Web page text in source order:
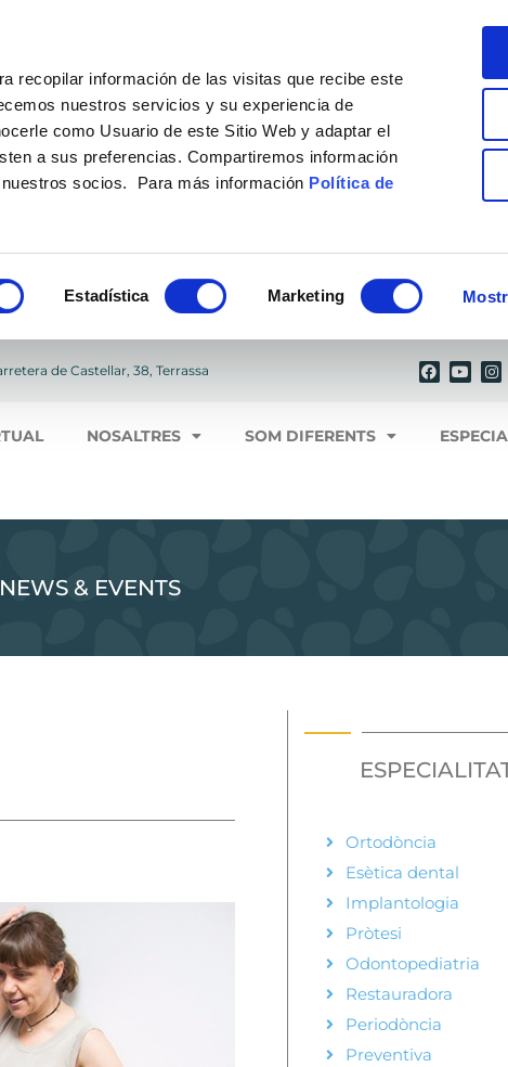
recopilar información de las visitas que recibe este
nuestros servicios y su experiencia de
como Usuario de este Sitio Web y adaptar el
a sus preferencias. Compartiremos información
socios. Para más información Política de
Estadística Marketing
de Castellar, 38, Terrassa a
c
o
u
b
e
n
s
g
r
NOSALTRES SOM DIFERENTS
NEWS & EVENTS
Ortodòncia
Esètica dental
Implantologia
Pròtesi
Odontopediatria
Restauradora
Periodòncia
Preventiva